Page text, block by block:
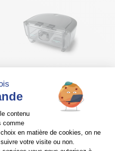
Réservoir d’eau pour
humidificateur
Dreamstation 2 avec
joint – Philips –
129,00€ Tvac